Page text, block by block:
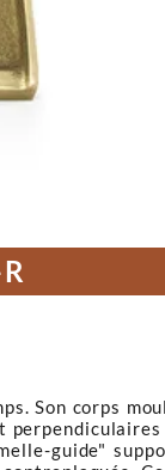
Son corps
guide"